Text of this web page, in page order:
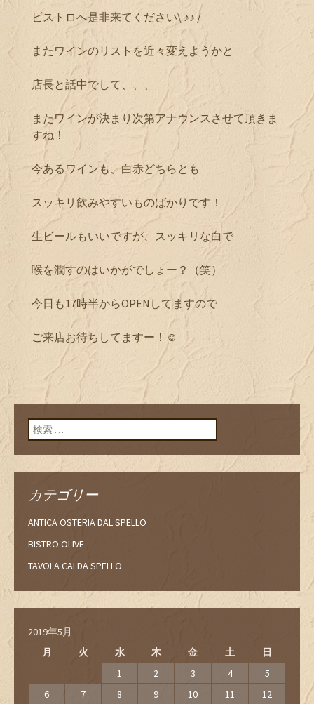
ビストロへ是非来てください\ ♪♪ /
またワインのリストを近々変えようかと
店長と話中でして、、、
またワインが決まり次第アナウンスさせて頂きま
すね！
今あるワインも、白赤どちらとも
スッキリ飲みやすいものばかりです！
生ビールもいいですが、スッキリな白で
喉を潤すのはいかがでしょー？（笑）
今日も17時半からOPENしてますので
ご来店お待ちしてますー！☺︎
検索:
カテゴリー
ANTICA OSTERIA DAL SPELLO
BISTRO OLIVE
TAVOLA CALDA SPELLO
2019年5月
月
火 水 木 金 土
日
1
2 3 4
5
6
7 8 9 10 11 12